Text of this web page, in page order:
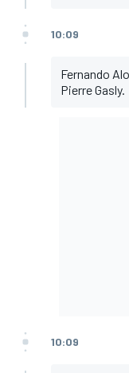
10:09
Fernando
Pierre Gasly.
10:09